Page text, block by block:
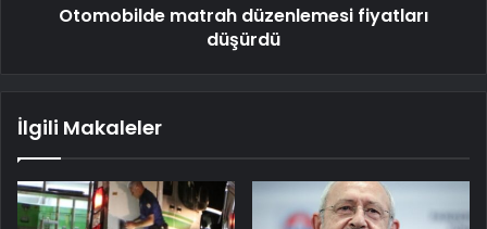
Otomobilde matrah düzenlemesi fiyatları
düşürdü
İlgili Makaleler